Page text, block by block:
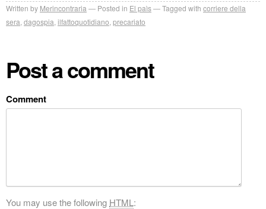
Written by Merincontraria Posted in El paìs Tagged with corriere della
sera dagospia ilfattoquotidiano precariato
Post a comment
Comment
You may use the following HTML: